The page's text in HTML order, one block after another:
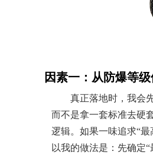
因素一：从防爆等
真正落地时，我会
而不是拿一套标准去硬
逻辑。如果一味追求“
以我的做法是：先确定